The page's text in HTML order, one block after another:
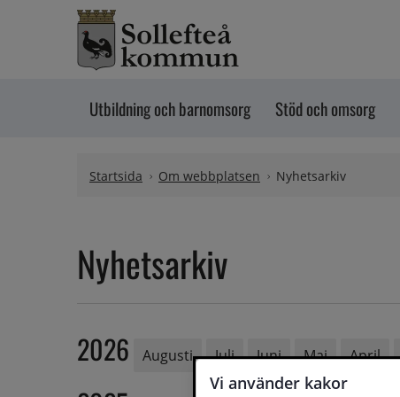
Vi använder kakor
Hoppa till innehåll
Utbildning och barnomsorg Stöd och omsorg
Startsida Om webbplatsen Nyhetsarkiv
Nyhetsarkiv
2026 Augusti Juli Juni Maj April